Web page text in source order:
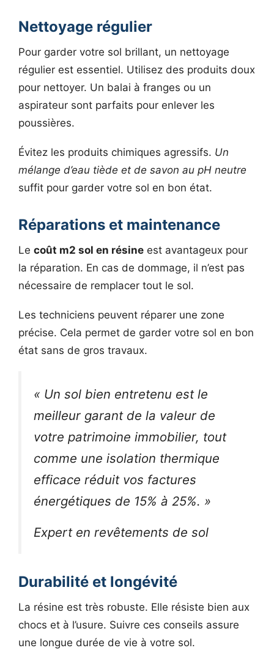
Nettoyage régulier
Pour garder votre sol brillant, un nettoyage
régulier est essentiel. Utilisez des produits doux
pour nettoyer. Un balai à franges ou un
aspirateur sont parfaits pour enlever les
poussières.
Évitez les produits chimiques agressifs. Un
mélange d’eau tiède et de savon au pH neutre
suffit pour garder votre sol en bon état.
Réparations et maintenance
Le coût m2 sol en résine est avantageux pour
la réparation. En cas de dommage, il n’est pas
nécessaire de remplacer tout le sol.
Les techniciens peuvent réparer une zone
précise. Cela permet de garder votre sol en bon
état sans de gros travaux.
« Un sol bien entretenu est le
meilleur garant de la valeur de
votre patrimoine immobilier, tout
comme une isolation thermique
efficace réduit vos factures
énergétiques de 15% à 25%. »
Expert en revêtements de sol
Durabilité et longévité
La résine est très robuste. Elle résiste bien aux
chocs et à l’usure. Suivre ces conseils assure
une longue durée de vie à votre sol.